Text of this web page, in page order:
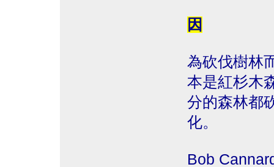
因
為砍伐樹林
本是紅杉木
分的森林都
化。
Bob